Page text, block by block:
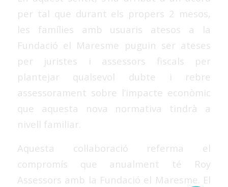
per tal que durant els propers 2 mesos,
les famílies amb usuaris atesos a la
Fundació el Maresme puguin ser ateses
per juristes i assessors fiscals per
plantejar qualsevol dubte i rebre
assessorament sobre l’impacte econòmic
que aquesta nova normativa tindrà a
nivell familiar.
Aquesta col·laboració referma el
compromís que anualment té Roy
Assessors amb la Fundació el Maresme. El